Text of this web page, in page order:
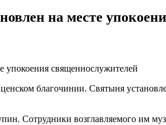
на месте
благочинии. Святыня
Сотрудники возглавляемого им